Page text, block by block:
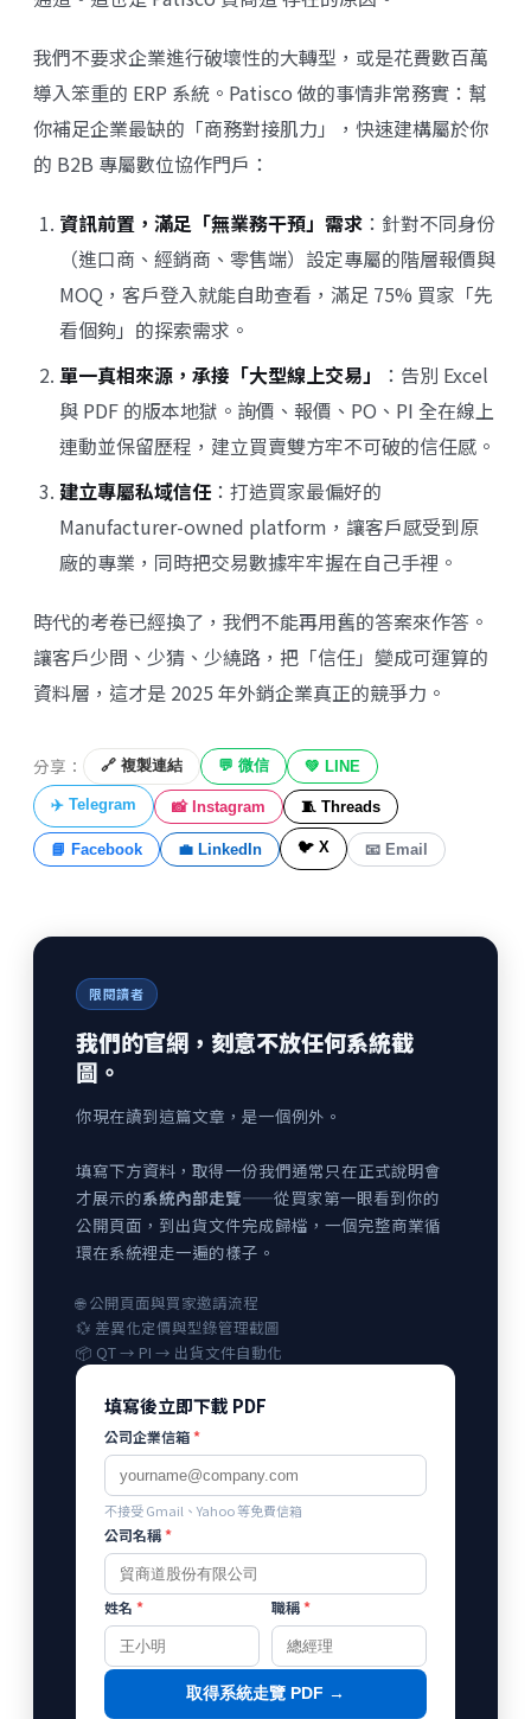
我們不要求企業進行破壞性的大轉型，或是花費數百萬
導入笨重的 ERP 系統。Patisco 做的事情非常務實：幫
你補足企業最缺的「商務對接肌力」，快速建構屬於你
的 B2B 專屬數位協作門戶：
資訊前置，滿足「無業務干預」需求 ：針對不同身份
（進口商、經銷商、零售端）設定專屬的階層報價與
MOQ，客戶登入就能自助查看，滿足 75% 買家「先
看個夠」的探索需求。
單一真相來源，承接「大型線上交易」
：告別 Excel
與 PDF 的版本地獄。詢價、報價、PO、PI 全在線上
連動並保留歷程，建立買賣雙方牢不可破的信任感。
建立專屬私域信任：打造買家最偏好的
Manufacturer-owned platform，讓客戶感受到原
廠的專業，同時把交易數據牢牢握在自己手裡。
時代的考卷已經換了，我們不能再用舊的答案來作答。
讓客戶少問、少猜、少繞路，把「信任」變成可運算的
資料層，這才是 2025 年外銷企業真正的競爭力。
分享： 🔗 複製連結 💬 微信 💚 LINE
✈️ Telegram 📸 Instagram 🧵 Threads
📘 Facebook 💼 LinkedIn 🐦 X 📧 Email
限閱讀者
我們的官網，刻意不放任何系統截
圖。
你現在讀到這篇文章，是一個例外。
填寫下方資料，取得一份我們通常只在正式說明會
才展示的系統內部走覽——從買家第一眼看到你的
公開頁面，到出貨文件完成歸檔，一個完整商業循
環在系統裡走一遍的樣子。
🌐 公開頁面與買家邀請流程
💱 差異化定價與型錄管理截圖
📦 QT → PI → 出貨文件自動化
填寫後立即下載 PDF
公司企業信箱*
不接受 Gmail、Yahoo 等免費信箱
公司名稱*
姓名 * 職稱*
取得系統走覽 PDF →